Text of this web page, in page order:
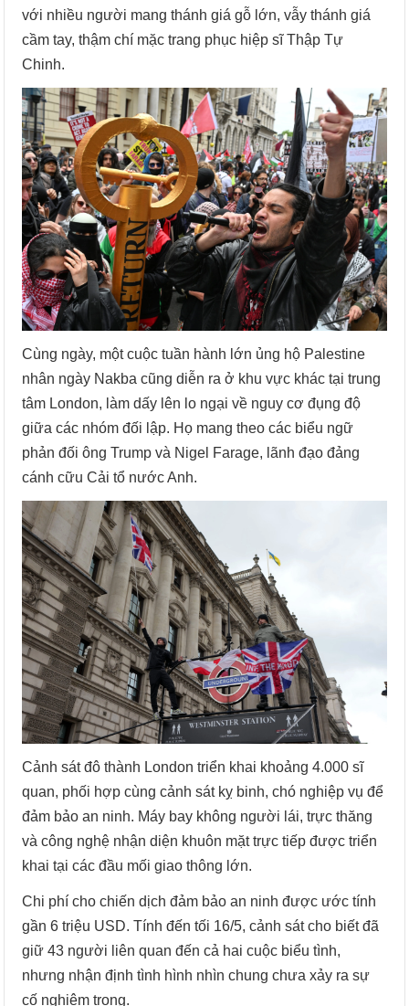
với nhiều người mang thánh giá gỗ lớn, vẫy thánh giá
cầm tay, thậm chí mặc trang phục hiệp sĩ Thập Tự
Chinh.
Cùng ngày, một cuộc tuần hành lớn ủng hộ Palestine
nhân ngày Nakba cũng diễn ra ở khu vực khác tại trung
tâm London, làm dấy lên lo ngại về nguy cơ đụng độ
giữa các nhóm đối lập. Họ mang theo các biểu ngữ
phản đối ông Trump và Nigel Farage, lãnh đạo đảng
cánh cữu Cải tổ nước Anh.
Cảnh sát đô thành London triển khai khoảng 4.000 sĩ
quan, phối hợp cùng cảnh sát kỵ binh, chó nghiệp vụ để
đảm bảo an ninh. Máy bay không người lái, trực thăng
và công nghệ nhận diện khuôn mặt trực tiếp được triển
khai tại các đầu mối giao thông lớn.
Chi phí cho chiến dịch đảm bảo an ninh được ước tính
gần 6 triệu USD. Tính đến tối 16/5, cảnh sát cho biết đã
giữ 43 người liên quan đến cả hai cuộc biểu tình,
nhưng nhận định tình hình nhìn chung chưa xảy ra sự
cố nghiêm trọng.